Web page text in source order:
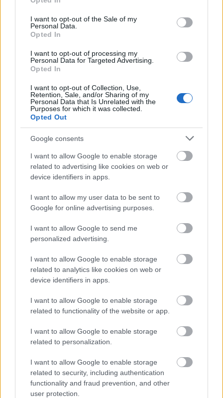
use your data for below specified purposes in below Google
consent section.
I want to opt-out of the Sale of my
Personal Data.
Opted In
I want to opt-out of processing my
Personal Data for Targeted Advertising.
Opted In
I want to opt-out of Collection, Use,
Retention, Sale, and/or Sharing of my
Personal Data that Is Unrelated with the
Purposes for which it was collected.
Opted Out
Google consents
I want to allow Google to enable storage
related to advertising like cookies on web or
device identifiers in apps.
I want to allow my user data to be sent to
Google for online advertising purposes.
I want to allow Google to send me
personalized advertising.
I want to allow Google to enable storage
related to analytics like cookies on web or
device identifiers in apps.
I want to allow Google to enable storage
related to functionality of the website or app.
I want to allow Google to enable storage
related to personalization.
I want to allow Google to enable storage
related to security, including authentication
functionality and fraud prevention, and other
user protection.
TáncPark - Nyáresti táncélmény
élőben
mtothorsi•2020. június 24.
táncok júliusban Buda legnagyobb, ikonikus
rendezvényhelyszínén, a Millenárison.
Kaszás Attila-díj - elindult a
közönségszavazás
2020. június 23.